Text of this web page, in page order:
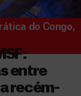
do Congo,
entre
recém-